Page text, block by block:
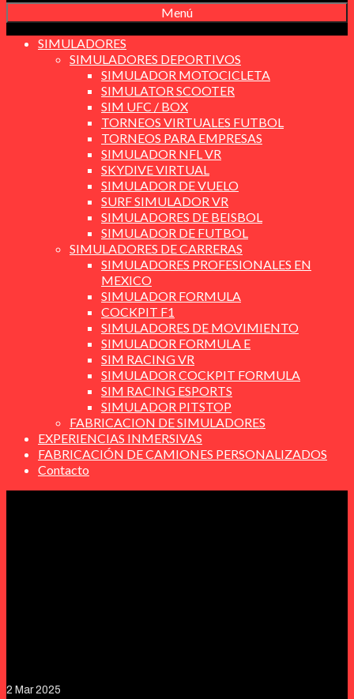
Menú
SIMULADORES
SIMULADORES DEPORTIVOS
SIMULADOR MOTOCICLETA
SIMULATOR SCOOTER
SIM UFC / BOX
TORNEOS VIRTUALES FUTBOL
TORNEOS PARA EMPRESAS
SIMULADOR NFL VR
SKYDIVE VIRTUAL
SIMULADOR DE VUELO
SURF SIMULADOR VR
SIMULADORES DE BEISBOL
SIMULADOR DE FUTBOL
SIMULADORES DE CARRERAS
SIMULADORES PROFESIONALES EN
MEXICO
SIMULADOR FORMULA
COCKPIT F1
SIMULADORES DE MOVIMIENTO
SIMULADOR FORMULA E
SIM RACING VR
SIMULADOR COCKPIT FORMULA
SIM RACING ESPORTS
SIMULADOR PITSTOP
FABRICACION DE SIMULADORES
EXPERIENCIAS INMERSIVAS
FABRICACIÓN DE CAMIONES PERSONALIZADOS
Contacto
2 Mar 2025